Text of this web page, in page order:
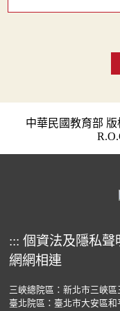
中華民國教育部 版
::: 個資法及隱私聲
網網相連
三峽總院區：新北市三峽區
臺北院區：臺北市大安區